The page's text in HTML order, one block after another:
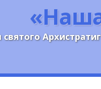
святого